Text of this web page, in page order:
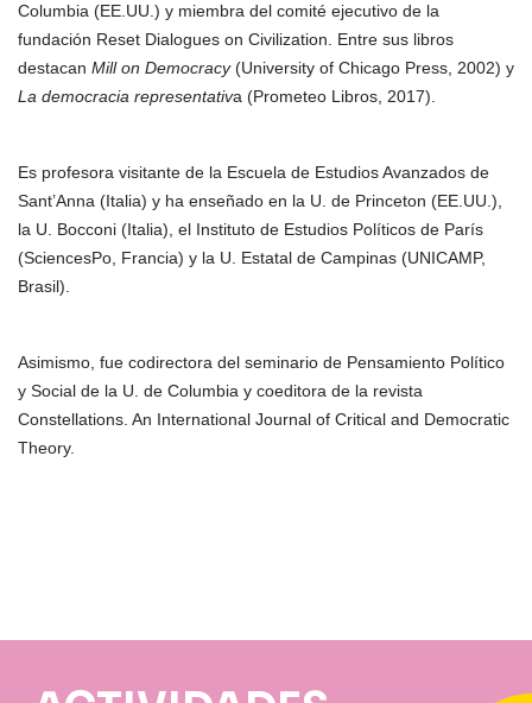
Columbia (EE.UU.) y miembra del comité ejecutivo de la
fundación Reset Dialogues on Civilization. Entre sus libros
destacan Mill on Democracy(University of Chicago Press, 2002) y
La democracia representativa (Prometeo Libros, 2017).
Es profesora visitante de la Escuela de Estudios Avanzados de
Sant’Anna (Italia) y ha enseñado en la U. de Princeton (EE.UU.),
la U. Bocconi (Italia), el Instituto de Estudios Políticos de París
(SciencesPo, Francia) y la U. Estatal de Campinas (UNICAMP,
Brasil).
Asimismo, fue codirectora del seminario de Pensamiento Político
y Social de la U. de Columbia y coeditora de la revista
Constellations. An International Journal of Critical and Democratic
Theory.